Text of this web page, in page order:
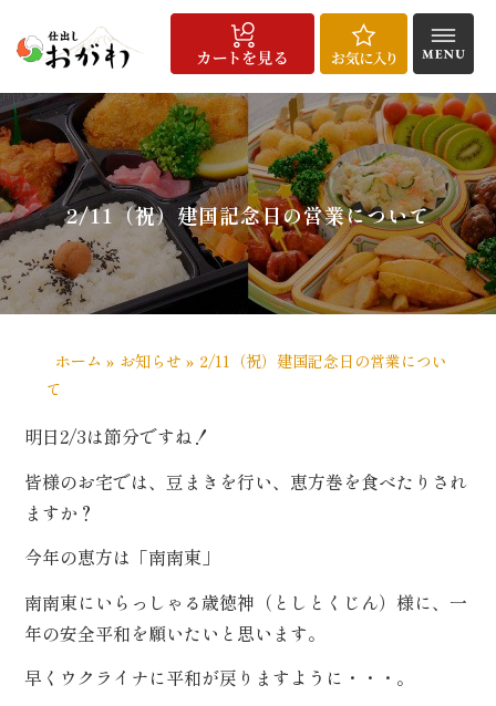
ン
ツ
へ
ス
キ
ッ
プ
HOME
仕
出
し
料
理
宅
配
給
食
こ
だ
わ
り
配
達
エ
リ
ア・
ご
注
方
法
お
客
様
の
声
商
品
一
覧
お
知
ら
せ
よ
く
あ
る
質
問
会
社
概
要
メ
デ
ィ
ア
実
績
お
問
い
合
わ
せ
お
気
に
入
り
特
定
商
取
引
法
に
づ
く
記
サ
イ
ト
マ
ッ
プ
用
途
選
種
類
で
選
2/11（祝）建国記念日の営業について
ホーム » お知らせ » 2/11（祝）建国記念日の営業につい
て
明日2/3は節分ですね！
皆様のお宅では、豆まきを行い、恵方巻を食べたりされ
ますか？
今年の恵方は「南南東」
南南東にいらっしゃる歳徳神（としとくじん）様に、一
年の安全平和を願いたいと思います。
早くウクライナに平和が戻りますように・・・。